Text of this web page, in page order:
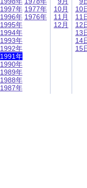
1997年
1996年
1995年
1994年
1993年
1992年
1991年
1990年
1989年
1988年
1987年
1977年
1976年
10月
11月
12月
10
11
12
13
14
15